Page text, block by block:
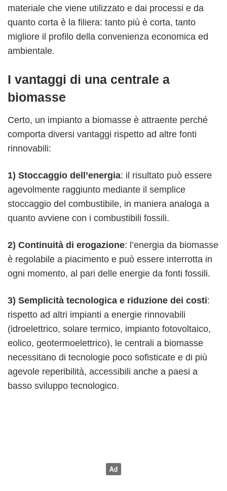
materiale che viene utilizzato e dai processi e da
quanto corta è la filiera: tanto più è corta, tanto
migliore il profilo della convenienza economica ed
ambientale.
I vantaggi di una centrale a
biomasse
Certo, un impianto a biomasse è attraente perché
comporta diversi vantaggi rispetto ad altre fonti
rinnovabili:
1) Stoccaggio dell’energia: il risultato può essere
agevolmente raggiunto mediante il semplice
stoccaggio del combustibile, in maniera analoga a
quanto avviene con i combustibili fossili.
2) Continuità di erogazione: l’energia da biomasse
è regolabile a piacimento e può essere interrotta in
ogni momento, al pari delle energie da fonti fossili.
3) Semplicità tecnologica e riduzione dei costi:
rispetto ad altri impianti a energie rinnovabili
(idroelettrico, solare termico, impianto fotovoltaico,
eolico, geotermoelettrico), le centrali a biomasse
necessitano di tecnologie poco sofisticate e di più
agevole reperibilità, accessibili anche a paesi a
basso sviluppo tecnologico.